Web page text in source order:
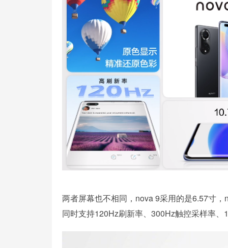
两者屏幕也不相同，nova 9采用的是6.57寸
同时支持120Hz刷新率、300Hz触控采样率